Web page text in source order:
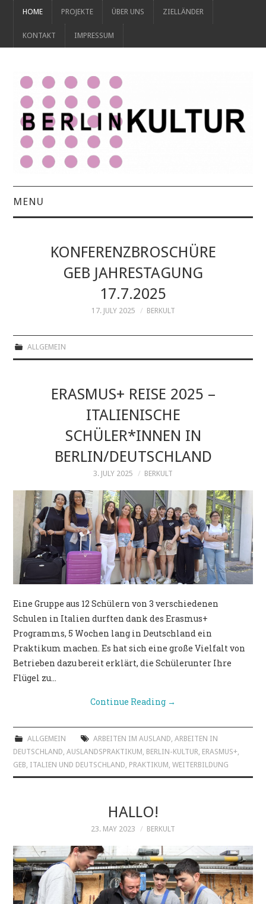
HOME PROJEKTE ÜBER UNS ZIELLÄNDER
KONTAKT IMPRESSUM
MENU
PROJEKTE
KONTAKT
KONFERENZBROSCHÜRE
GEB JAHRESTAGUNG
17.7.2025
17. JULY 2025 BERKULT
ALLGEMEIN
ERASMUS+ REISE 2025 –
ITALIENISCHE
SCHÜLER*INNEN IN
BERLIN/DEUTSCHLAND
3. JULY 2025 BERKULT
Eine Gruppe aus 12 Schülern von 3 verschiedenen
Schulen in Italien durften dank des Erasmus+
Programms, 5 Wochen lang in Deutschland ein
Praktikum machen. Es hat sich eine große Vielfalt von
Betrieben dazu bereit erklärt, die Schülerunter Ihre
Flügel zu…
Continue Reading →
ALLGEMEIN ARBEITEN IM AUSLAND ARBEITEN IN
DEUTSCHLAND ,AUSLANDSPRAKTIKUM BERLIN-KULTUR ERASMUS+
GEB ITALIEN UND DEUTSCHLAND PRAKTIKUM ,WEITERBILDUNG
HALLO!
23. MAY 2023 BERKULT